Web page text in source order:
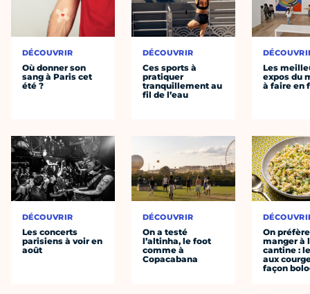
DÉCOUVRIR
Où donner son
sang à Paris cet
été ?
DÉCOUVRIR
Les concerts
parisiens à voir en
août
DÉCOUVRIR
Ces sports à
pratiquer
tranquillement au
fil de l’eau
DÉCOUVRIR
On a testé
l’altinha, le foot
comme à
Copacabana
Les
expos du
à faire en
On préfère
manger à
cantine :
aux
façon